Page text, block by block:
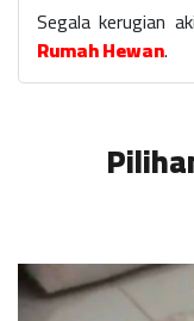
Segala kerugian
Rumah Hewan.